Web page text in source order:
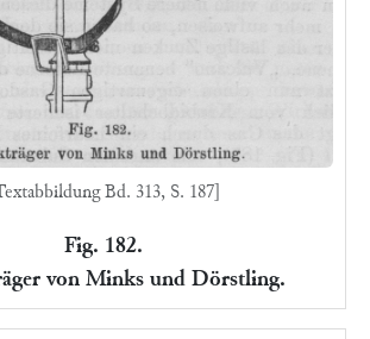
Bd. 313, S. 187]
Fig. 182.
von Minks und Dörstling.